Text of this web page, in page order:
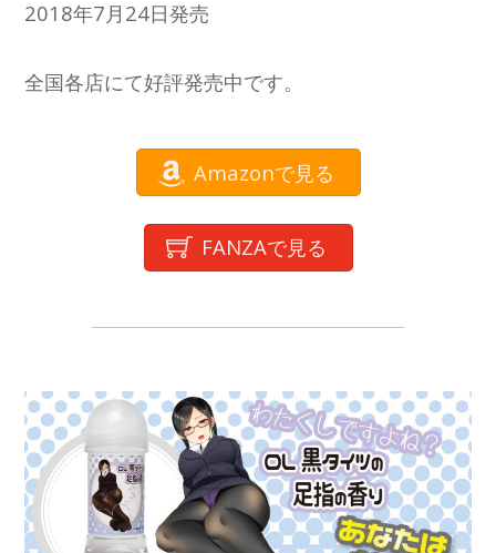
2018年7月24日発売
全国各店にて好評発売中です。
Amazonで見る
FANZAで見る